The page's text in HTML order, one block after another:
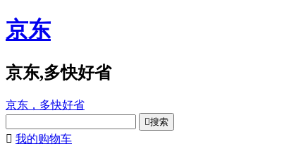
京东
京东,多快好省
京东，多快好省
搜索
 我的购物车